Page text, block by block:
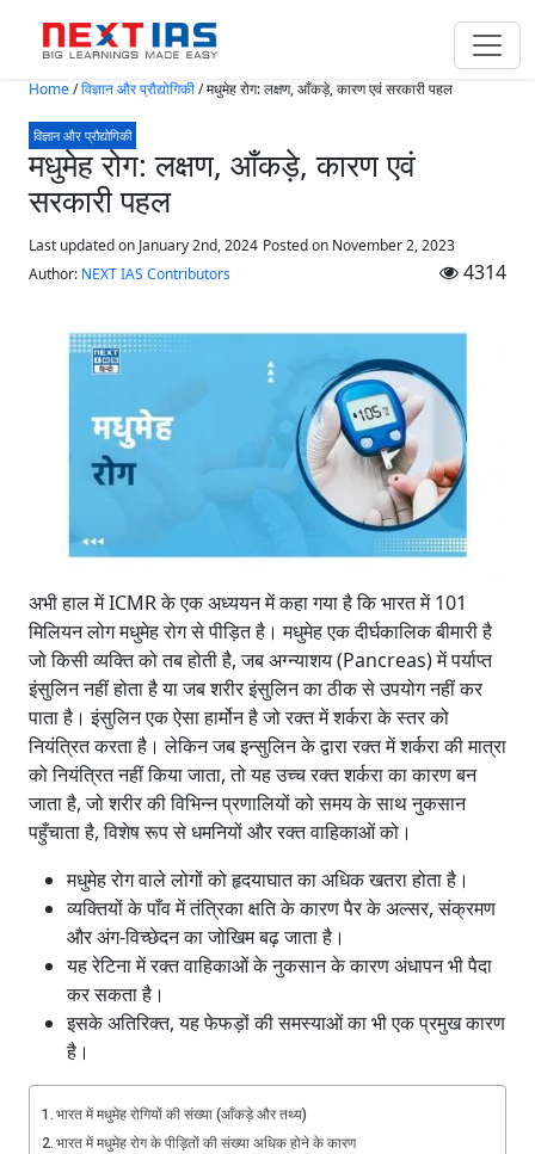
Skip to main content
Home/विज्ञान और प्रौद्योगिकी/मधुमेह रोग: लक्षण, आँकड़े, कारण एवं सरकारी पहल
विज्ञान और प्रौद्योगिकी
मधुमेह रोग: लक्षण, आँकड़े, कारण एवं
सरकारी पहल
Last updated on January 2nd, 2024 Posted on November 2, 2023
Author: NEXT IAS Contributors 4314
अभी हाल में ICMR के एक अध्ययन में कहा गया है कि भारत में 101
मिलियन लोग मधुमेह रोग से पीड़ित है। मधुमेह एक दीर्घकालिक बीमारी है
जो किसी व्यक्ति को तब होती है, जब अग्न्याशय (Pancreas) में पर्याप्त
इंसुलिन नहीं होता है या जब शरीर इंसुलिन का ठीक से उपयोग नहीं कर
पाता है। इंसुलिन एक ऐसा हार्मोन है जो रक्त में शर्करा के स्तर को
नियंत्रित करता है। लेकिन जब इन्सुलिन के द्वारा रक्त में शर्करा की मात्रा
को नियंत्रित नहीं किया जाता, तो यह उच्च रक्त शर्करा का कारण बन
जाता है, जो शरीर की विभिन्न प्रणालियों को समय के साथ नुकसान
पहुँचाता है, विशेष रूप से धमनियों और रक्त वाहिकाओं को।
मधुमेह रोग वाले लोगों को हृदयाघात का अधिक खतरा होता है।
व्यक्तियों के पाँव में तंत्रिका क्षति के कारण पैर के अल्सर, संक्रमण
और अंग-विच्छेदन का जोखिम बढ़ जाता है।
यह रेटिना में रक्त वाहिकाओं के नुकसान के कारण अंधापन भी पैदा
कर सकता है।
इसके अतिरिक्त, यह फेफड़ों की समस्याओं का भी एक प्रमुख कारण
है।
भारत में मधुमेह रोगियों की संख्या (आँकड़े और तथ्य)
भारत में मधुमेह रोग के पीड़ितों की संख्या अधिक होने के कारण